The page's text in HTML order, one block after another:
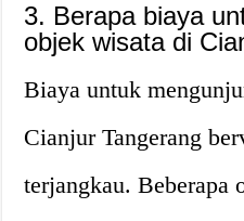
3. Berapa biaya
objek wisata di
Biaya untuk
Cianjur Tangerang
terjangkau. Beberapa